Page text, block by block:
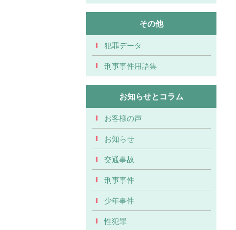
その他
犯罪データ
刑事事件用語集
お知らせとコラム
お客様の声
お知らせ
交通事故
刑事事件
少年事件
性犯罪